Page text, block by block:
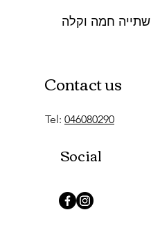
שתייה חמה וקלה
Tel: 046080290
Social